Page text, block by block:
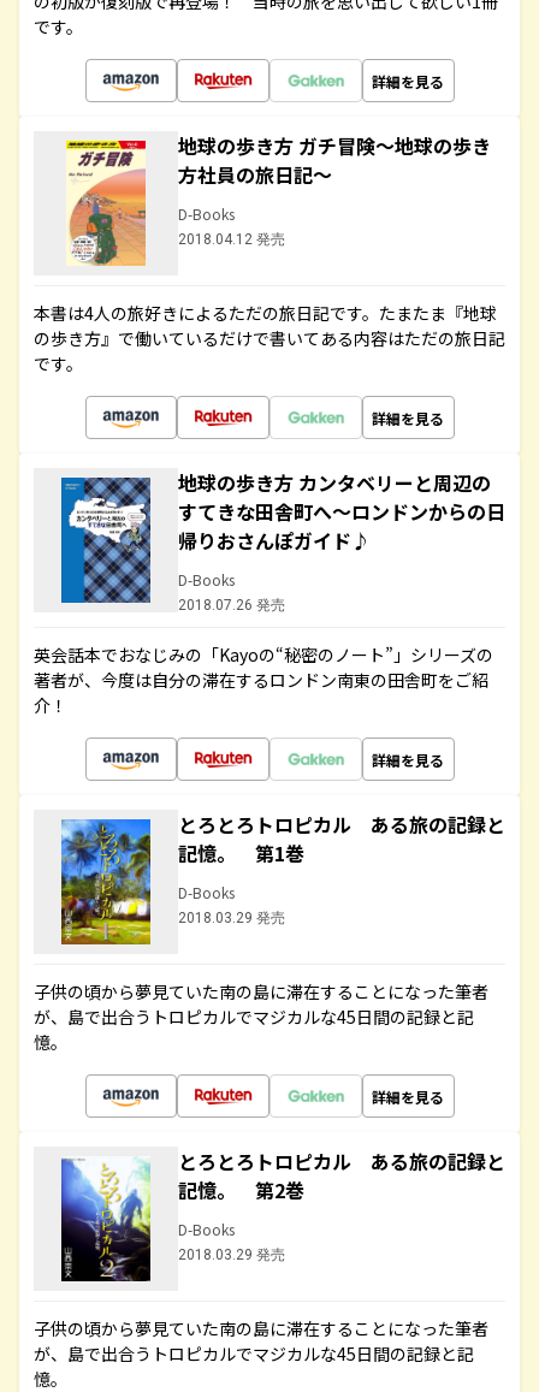
です。
詳細を見る
地球の歩き方 ガチ冒険～地球の歩き
方社員の旅日記～
D-Books
2018.04.12 発売
本書は4人の旅好きによるただの旅日記です。たまたま『地球
の歩き方』で働いているだけで書いてある内容はただの旅日記
です。
詳細を見る
地球の歩き方 カンタベリーと周辺の
すてきな田舎町へ～ロンドンからの日
帰りおさんぽガイド♪
D-Books
2018.07.26 発売
英会話本でおなじみの「Kayoの“秘密のノート”」シリーズの
著者が、今度は自分の滞在するロンドン南東の田舎町をご紹
介！
詳細を見る
とろとろトロピカル ある旅の記録と
記憶。 第1巻
D-Books
2018.03.29 発売
子供の頃から夢見ていた南の島に滞在することになった筆者
が、島で出合うトロピカルでマジカルな45日間の記録と記
憶。
詳細を見る
とろとろトロピカル ある旅の記録と
記憶。 第2巻
D-Books
2018.03.29 発売
子供の頃から夢見ていた南の島に滞在することになった筆者
が、島で出合うトロピカルでマジカルな45日間の記録と記
憶。